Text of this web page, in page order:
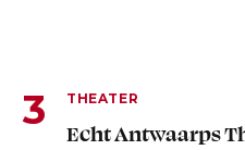
THEATER
Echt Antwaarps